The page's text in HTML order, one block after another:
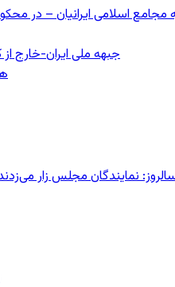
مجامع اسلامی ایرانیان – در
جبهه ملی ایران-خارج
مجلس زار می‌زدند/ تهران در آتش؛ ۳۰ تیر ۱۳۳۱